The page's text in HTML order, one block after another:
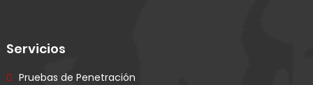
Servicios
Pruebas de Penetración